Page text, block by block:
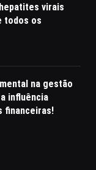
virais
todos os
na gestão
influência
financeiras!